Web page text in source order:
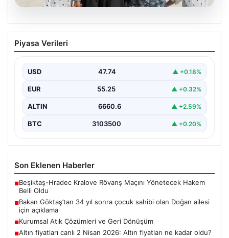
08.08.2026
Bakan Göktaş’tan 34 yıl sonra çocuk
sahibi olan Doğan ailesi için açıklama
Piyasa Verileri
USD 47.74 ▲ +0.18%
EUR 55.25 ▲ +0.32%
ALTIN 6660.6 ▲ +2.59%
BTC 3103500 ▲ +0.20%
Son Eklenen Haberler
■Beşiktaş-Hradec Kralove Rövanş Maçını Yönetecek Hakem
Belli Oldu
■Bakan Göktaş’tan 34 yıl sonra çocuk sahibi olan Doğan ailesi
için açıklama
■Kurumsal Atık Çözümleri ve Geri Dönüşüm
■Altın fiyatları canlı 2 Nisan 2026: Altın fiyatları ne kadar oldu?